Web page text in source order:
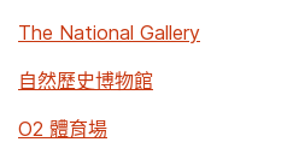
The National Gallery
自然歷史博物館
O2 體育場